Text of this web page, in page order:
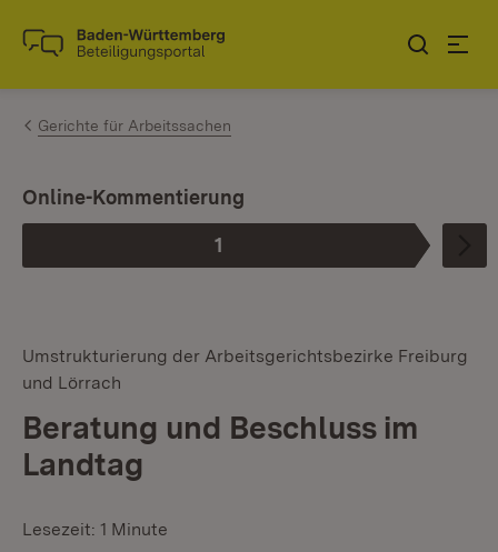
Zum Inhalt springen
Link zur Startseite
Gerichte für Arbeitssachen
Phase
1
:
Online-Kommentierung
Umstrukturierung der Arbeitsgerichtsbezirke Freiburg
und Lörrach
Beratung und Beschluss im
Landtag
Lesezeit: 1 Minute